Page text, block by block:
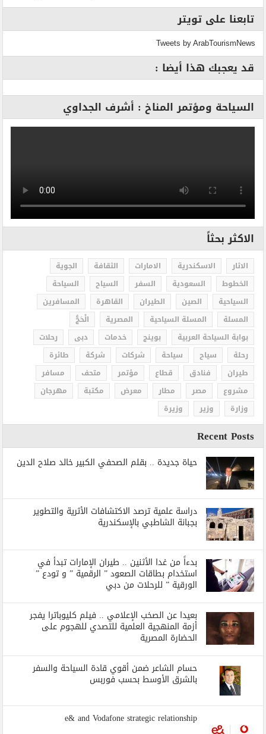
تابعنا على تويتر
Tweets by ArabTourismNews
قد يعجبك هذا أيضا :
السياحة ومؤتمر المناخ : أشرف الجداوي
الاكثر بحثاً
الاثار الاسكندرية الامارات الثقافة
الجوية
الخطوط
السعودية السفر السياح
السياحة
السياحية
الصين الطيران القاهرة
المسافرين
المسلة
المسلة السياحية المصرية
الْحَجُّ
بوابة السياحة العربية
بوينج خدمات دبى
رحلات
رحلة
سياح سياحة شركات شركة
طائرة
طيران
فنادق قطاع مؤتمر متحف
مسافر
مشروع
مصر مطار معرض مكتبة
مهرجان
وزارة
وزير وزيرة
Recent Posts
حياة جديدة .. بقلم الصحفي الكبير خالد صلاح الدين
دراسة علمية ترصد الاكتشافات الأثرية والتطوير
بجبانة الشاطبي بالإسكندرية
بدءاً من غدا الأثنين .. طيران الإمارات تبدأ في
استخدام بطاقات الصعود ” الرقمية ” و تودع ”
الورقية ” للرحلات من دبي
بعيدا عن الصخب الإعلامي .. فيلم كليوباترا يفجر
أزمة المنهجية العلمية للتصدي للهجوم على
الحضارة المصرية
حسام الشاعر ضمن أقوي قادة السياحة والسفر
بالشرق الأوسط بحسب فوربس
e& and Vodafone strategic relationship